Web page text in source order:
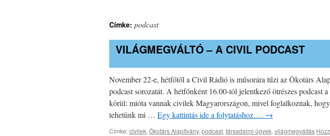
Címke: podcast
VILÁGMEGVÁLTÓ – A CIVIL PODCAST
November 22-e, hétfőtől a Civil Rádió is műsorára tűzi az Ökotárs
podcast sorozatát. A hétfőnként 16.00-tól jelentkező ötrészes podcast
körül: mióta vannak civilek Magyarországon, mivel foglalkoznak,
tehetünk mi … Egy kattintás ide a folytatáshoz…. →
Címke:civilek, Ökotárs Alapítvány, podcast, társadalmi ügyek, világmegváltás